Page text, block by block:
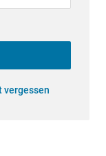
vergessen